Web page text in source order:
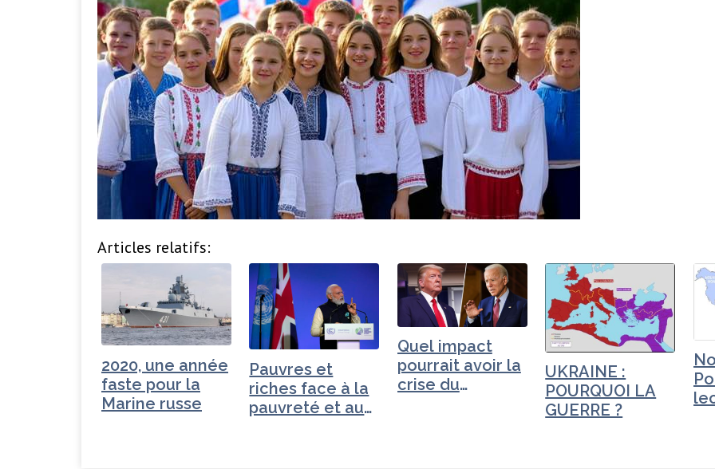
Articles relatifs:
2020, une année
faste pour la
Marine russe
Pauvres et
riches face à la
pauvreté et au
Quel impact
pourrait avoir la
crise du
UKRAINE :
POURQUOI LA
GUERRE ?